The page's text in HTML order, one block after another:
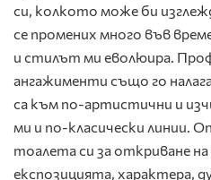
си, колкото може би
се промених много във
и стилът ми еволюира.
ангажименти също го
са към по-артистични и
ми и по-класически линии.
тоалета си за откриване
експозицията, характера,